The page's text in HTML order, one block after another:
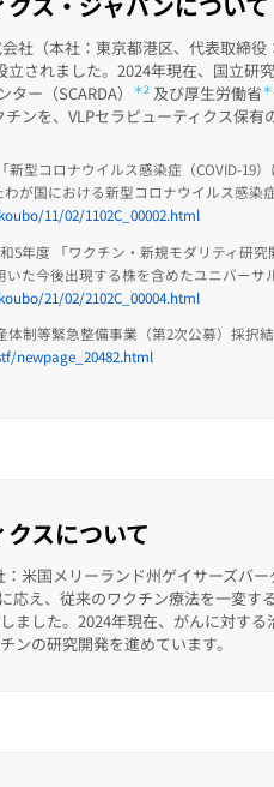
社（本社：東京都港区、代表取締
されました。2024年現在、国立研
ー（SCARDA）
＊2 及び厚生労働省
チンを、VLPセラピューティクス保
新型コロナウイルス感染症（COVID-19
が国における新型コロナウイルス感染
11/02/1102C_00002.html
和5年度 「ワクチン・新規モダリティ研
た今後出現する株を含めたユニバーサ
21/02/2102C_00004.html
体制等緊急整備事業（第2次公募）採択
newpage_20482.html
スについて
米国メリーランド州ゲイサーズバ
応え、従来のワクチン療法を一変
ました。2024年現在、がんに対す
ンの研究開発を進めています。